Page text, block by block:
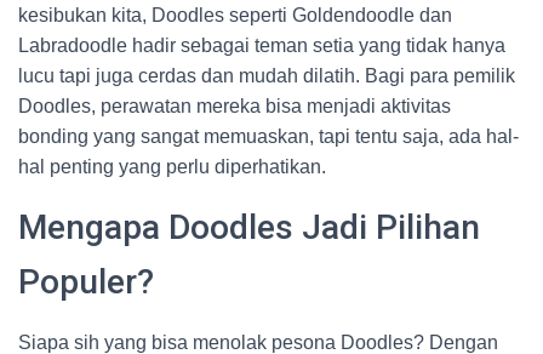
kesibukan kita, Doodles seperti Goldendoodle dan
Labradoodle hadir sebagai teman setia yang tidak hanya
lucu tapi juga cerdas dan mudah dilatih. Bagi para pemilik
Doodles, perawatan mereka bisa menjadi aktivitas
bonding yang sangat memuaskan, tapi tentu saja, ada hal-
hal penting yang perlu diperhatikan.
Mengapa Doodles Jadi Pilihan
Populer?
Siapa sih yang bisa menolak pesona Doodles? Dengan